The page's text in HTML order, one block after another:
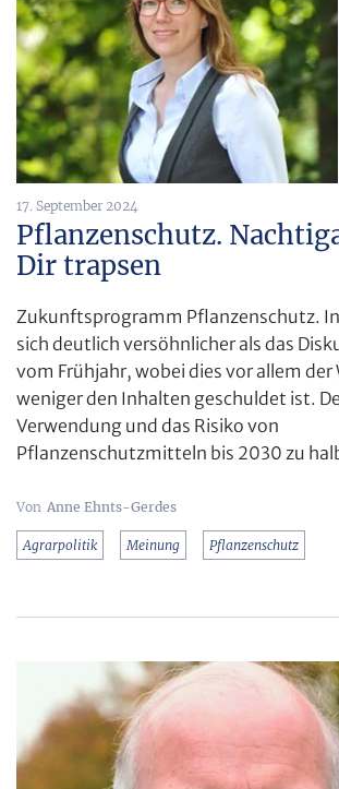
17. September 2024
Pflanzenschutz.
Dir trapsen
Zukunftsprogramm Pflanzenschutz. In
sich deutlich versöhnlicher als das
vom Frühjahr, wobei dies vor allem
weniger den Inhalten geschuldet ist.
Verwendung und das Risiko von
Pflanzenschutzmitteln bis 2030 zu
Anne Ehnts-Gerdes
Agrarpolitik Meinung Pflanzenschutz